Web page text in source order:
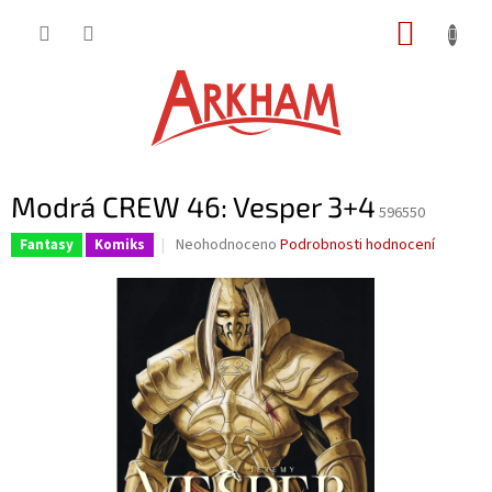
Modrá CREW 46: Vesper 3+4 596550
Fantasy Komiks
Průměrné
produktu
z
5
hvězdiček.
Neohodnoceno Podrobnosti hodnocení